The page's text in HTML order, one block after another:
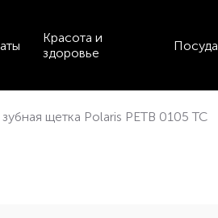
Красота и
здоровье
Посуда
щетка Polaris PETB 0105 TC